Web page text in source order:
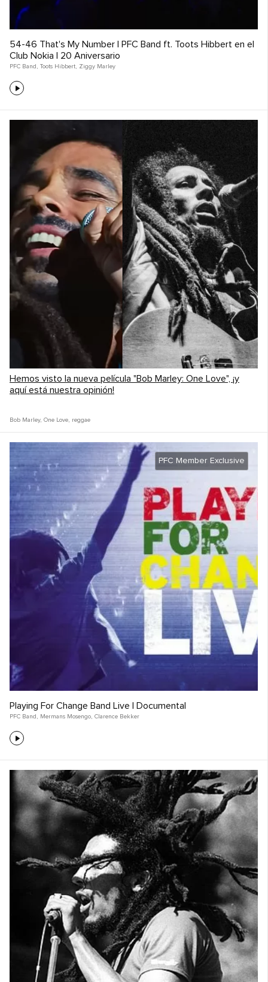
54-46 That's My Number | PFC Band ft. Toots Hibbert en el
Club Nokia | 20 Aniversario
PFC Band , Toots Hibbert, Ziggy Marley
Hemos visto la nueva película "Bob Marley: One Love", ¡y
aquí está nuestra opinión!
Bob Marley, One Love, reggae
PFC Member Exclusive
Playing For Change Band Live | Documental
PFC Band , Mermans Mosengo, Clarence Bekker